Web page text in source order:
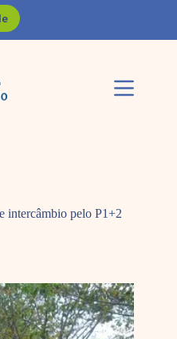
intercâmbio pelo P1+2